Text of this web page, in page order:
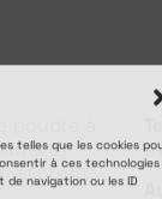
telles que les cookies
à ces technologies
navigation ou les ID
et